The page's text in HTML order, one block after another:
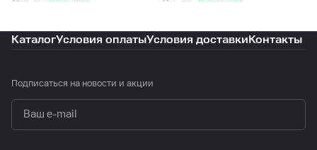
КаталогУсловия оплатыУсловия доставкиКонтакты
Подписаться на новости и акции